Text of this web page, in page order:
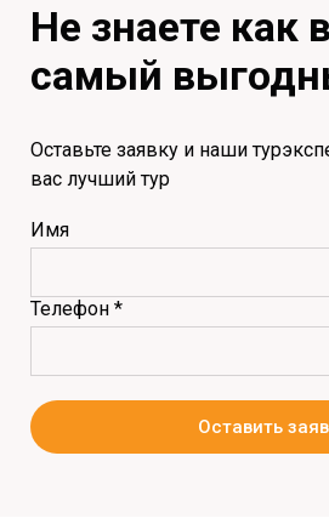
Не знаете как
самый
Оставьте заявку и наши
вас лучший тур
Имя
Телефон *
Оставить